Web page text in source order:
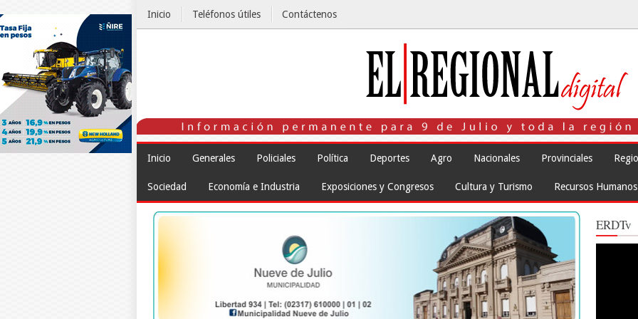
Inicio Teléfonos útiles Contáctenos
Inicio Generales Policiales Política Deportes Agro Nacionales Provinciales
Sociedad Economía e Industria Exposiciones y Congresos Cultura y Turismo Recursos Humanos
ERDTv